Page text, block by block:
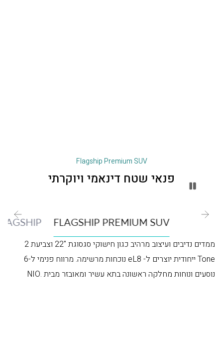
Flagship Premium SUV
פנאי שטח דינאמי ויוקרתי
FLAGSHIP PREMIUM SUV
ממדים נדיבים ועיצוב מרהיב כגון חישוקי סגסוגת "22 וצביעת 2
Tone ייחודית יוצרים ל- eL8 נוכחות מרשימה. מרווח פנימי ל-6
נוסעים ונוחות מחלקה ראשונה בתא עשיר ומאובזר מבית .NIO